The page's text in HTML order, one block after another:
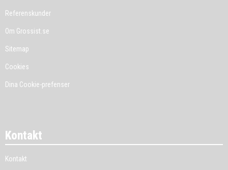
Referenskunder
Om Grossist.se
Sitemap
Cookies
Dina Cookie-prefenser
Kontakt
Kontakt